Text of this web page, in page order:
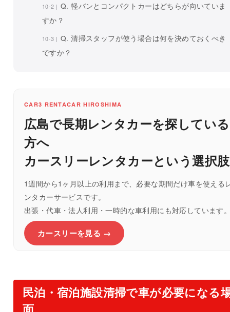
Q. 軽バンとコンパクトカーはどちらが向いていま
すか？
Q. 清掃スタッフが使う場合は何を決めておくべき
ですか？
CAR3 RENTACAR HIROSHIMA
広島で長期レンタカーを探している
方へ
カースリーレンタカーという選択肢
1週間から1ヶ月以上の利用まで、必要な期間だけ車を使える
ンタカーサービスです。
出張・代車・法人利用・一時的な車利用にも対応しています
カースリーを見る →
民泊・宿泊施設清掃で車が必要になる